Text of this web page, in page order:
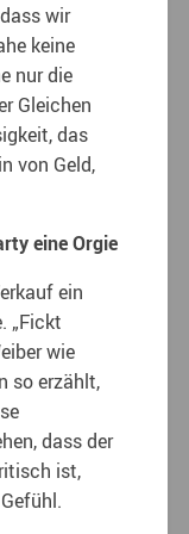
wir
keine
nur die
Gleichen
das
von Geld,
eine Orgie
ein
„Fickt
wie
so erzählt,
dass der
ist,